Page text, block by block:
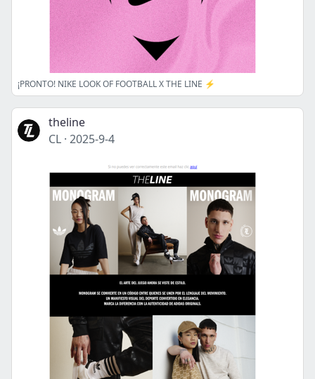
¡PRONTO! NIKE LOOK OF FOOTBALL X THE LINE ⚡
theline
CL · 2025-9-4